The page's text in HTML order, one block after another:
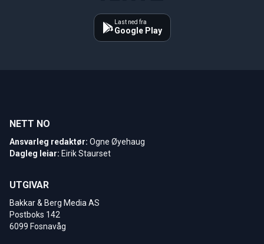
Last ned fra
Google Play
NETT NO
Ansvarleg redaktør: Ogne Øyehaug
Dagleg leiar: Eirik Staurset
UTGIVAR
Bakkar & Berg Media AS
Postboks 142
6099 Fosnavåg